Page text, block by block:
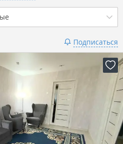
всё
Показать 2 объявленияПодписаться